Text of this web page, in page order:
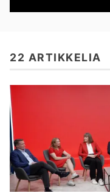
22 ARTIKKELIA